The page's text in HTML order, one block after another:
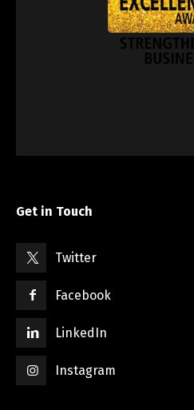
Get in Touch
Twitter
Facebook
LinkedIn
Instagram